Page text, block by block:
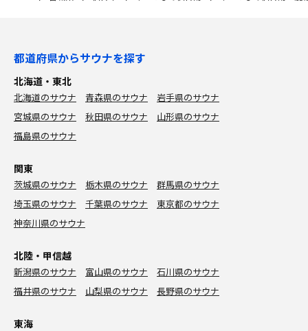
都道府県からサウナを探す
北海道・東北
北海道のサウナ 青森県のサウナ
岩手県のサウナ
宮城県のサウナ
秋田県のサウナ
山形県のサウナ
福島県のサウナ
関東
茨城県のサウナ 栃木県のサウナ
群馬県のサウナ
埼玉県のサウナ
千葉県のサウナ
東京都のサウナ
神奈川県のサウナ
北陸・甲信越
新潟県のサウナ 富山県のサウナ
石川県のサウナ
福井県のサウナ
山梨県のサウナ 長野県のサウナ
東海